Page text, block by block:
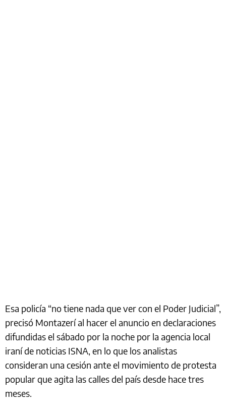
Esa policía “no tiene nada que ver con el Poder Judicial”,
precisó Montazerí al hacer el anuncio en declaraciones
difundidas el sábado por la noche por la agencia local
iraní de noticias ISNA, en lo que los analistas
consideran una cesión ante el movimiento de protesta
popular que agita las calles del país desde hace tres
meses.